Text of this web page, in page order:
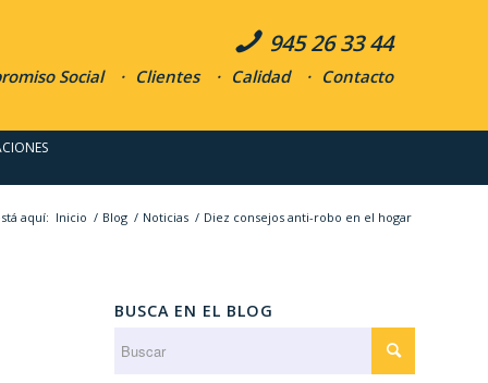
945 26 33 44
Social Clientes Calidad Contacto
aquí: Inicio / Blog / Noticias / Diez consejos anti-robo en el hogar
BUSCA EN EL BLOG